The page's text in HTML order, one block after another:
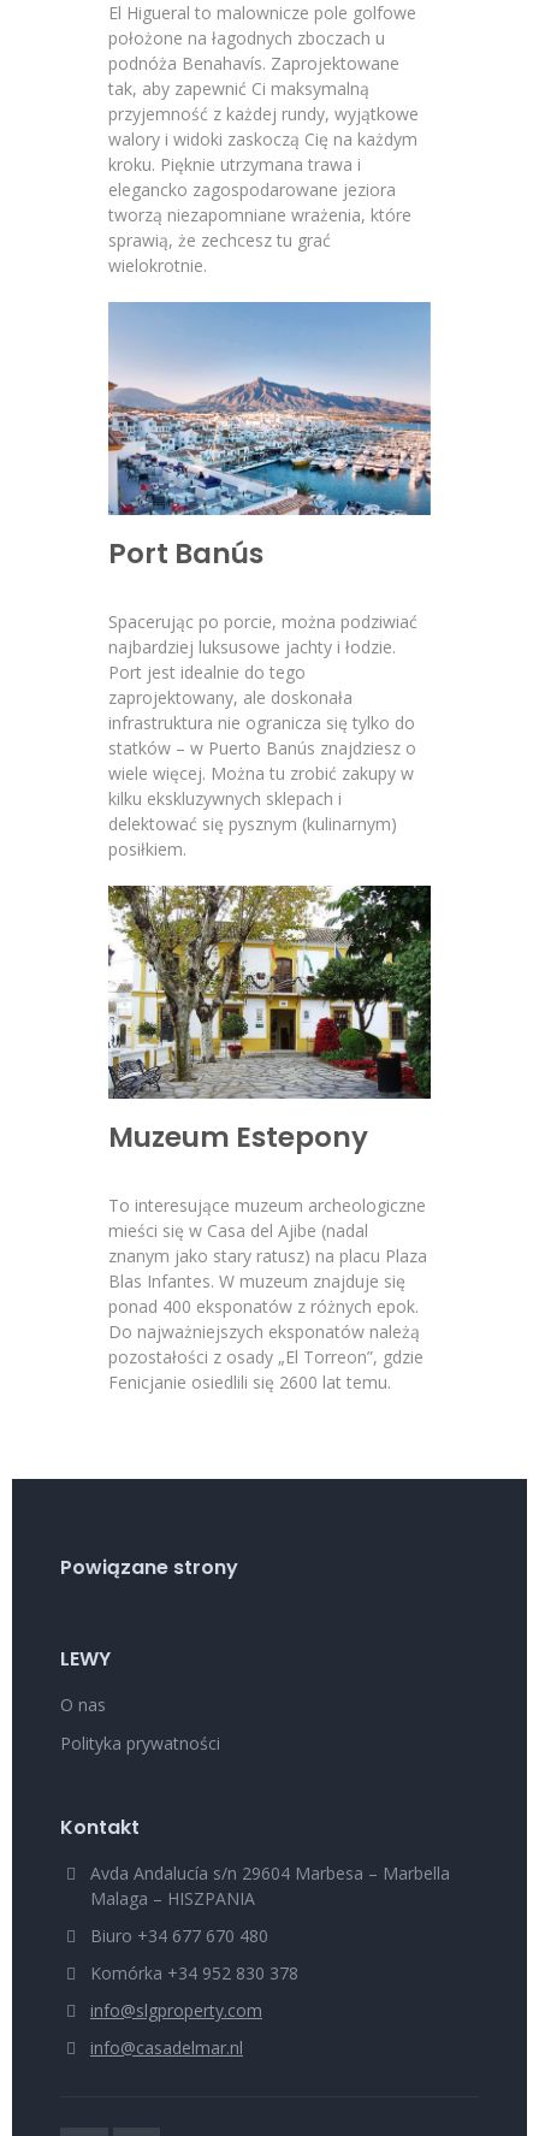
El Higueral to malownicze pole golfowe
położone na łagodnych zboczach u
podnóża Benahavís. Zaprojektowane
tak, aby zapewnić Ci maksymalną
przyjemność z każdej rundy, wyjątkowe
walory i widoki zaskoczą Cię na każdym
kroku. Pięknie utrzymana trawa i
elegancko zagospodarowane jeziora
tworzą niezapomniane wrażenia, które
sprawią, że zechcesz tu grać
wielokrotnie.
Port Banús
Spacerując po porcie, można podziwiać
najbardziej luksusowe jachty i łodzie.
Port jest idealnie do tego
zaprojektowany, ale doskonała
infrastruktura nie ogranicza się tylko do
statków – w Puerto Banús znajdziesz o
wiele więcej. Można tu zrobić zakupy w
kilku ekskluzywnych sklepach i
delektować się pysznym (kulinarnym)
posiłkiem.
Muzeum Estepony
To interesujące muzeum archeologiczne
mieści się w Casa del Ajibe (nadal
znanym jako stary ratusz) na placu Plaza
Blas Infantes. W muzeum znajduje się
ponad 400 eksponatów z różnych epok.
Do najważniejszych eksponatów należą
pozostałości z osady „El Torreon”, gdzie
Fenicjanie osiedlili się 2600 lat temu.
Powiązane strony
LEWY
O nas
Polityka prywatności
Kontakt
Avda Andalucía s/n 29604 Marbesa – Marbella
Malaga – HISZPANIA
Biuro +34 677 670 480
Komórka +34 952 830 378
info@slgproperty.com
info@casadelmar.nl